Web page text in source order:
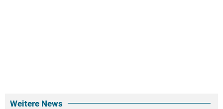
Weitere News